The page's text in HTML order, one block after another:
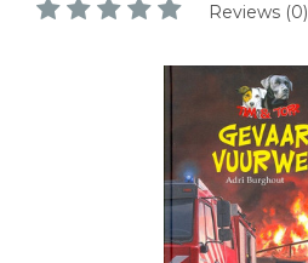
Reviews (0)
Schrijf hieronder je review!